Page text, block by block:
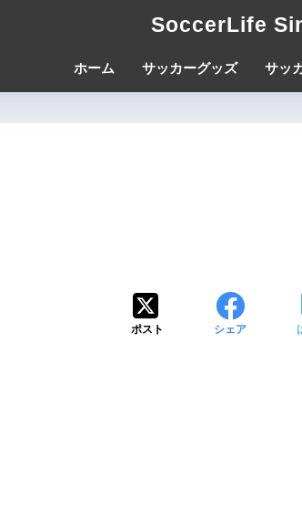
SoccerLife
ホーム サッカーグッズ サッ
ポスト シェア